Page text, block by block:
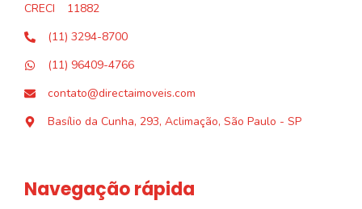
CRECI
11882
(11) 3294-8700
(11) 96409-4766
contato@directaimoveis.com
Basílio da Cunha, 293, Aclimação, São Paulo - SP
Navegação rápida